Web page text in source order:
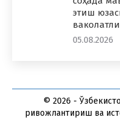
этиш
05.08.2026
© 2026 -
ривожлантириш ва